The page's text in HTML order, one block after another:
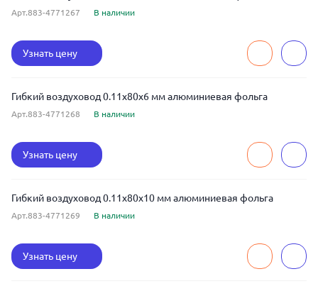
Арт.883-4771267 В наличии
Узнать цену
Гибкий воздуховод 0.11x80x6 мм алюминиевая фольга
Арт.883-4771268 В наличии
Узнать цену
Гибкий воздуховод 0.11x80x10 мм алюминиевая фольга
Арт.883-4771269 В наличии
Узнать цену